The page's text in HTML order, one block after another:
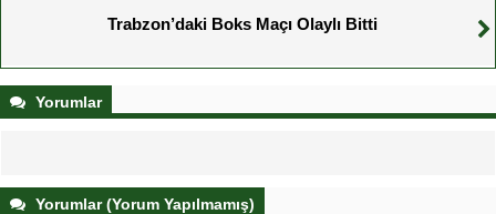
Trabzon’daki Boks Maçı Olaylı Bitti
Yorumlar
Yorumlar (Yorum Yapılmamış)